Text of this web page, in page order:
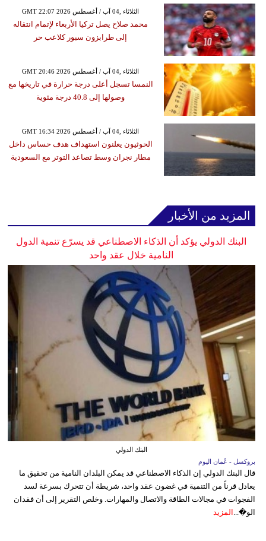
GMT 22:07 2026 الثلاثاء ,04 آب / أغسطس
محمد صلاح يصل تركيا الأربعاء لإتمام انتقاله
إلى طرابزون سبور كلاعب حر
GMT 20:46 2026 الثلاثاء ,04 آب / أغسطس
النمسا تسجل أعلى درجة حرارة في تاريخها مع
وصولها إلى 40.8 درجة مئوية
GMT 16:34 2026 الثلاثاء ,04 آب / أغسطس
الحوثيون يعلنون استهداف هدف حساس داخل
مطار نجران وسط تصاعد التوتر مع السعودية
المزيد من الأخبار
البنك الدولي يؤكد أن الذكاء الاصطناعي قد يسرّع تنمية الدول
النامية خلال عقد واحد
البنك الدولي
بروكسل - عُمان اليوم
قال البنك الدولي إن الذكاء الاصطناعي قد يمكن البلدان النامية من تحقيق ما
يعادل قرناً من التنمية في غضون عقد واحد، شريطة أن تتحرك بسرعة لسد
الفجوات في مجالات الطاقة والاتصال والمهارات. وخلص التقرير إلى أن فقدان
الو�... المزيد